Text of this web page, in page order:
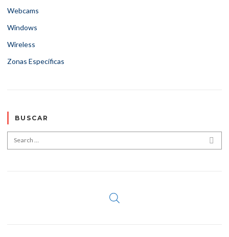
Webcams
Windows
Wireless
Zonas Específicas
BUSCAR
Search for: